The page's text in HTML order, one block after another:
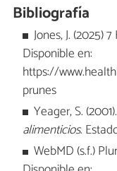
Bibliografía
Jones, J. (2025)
Disponible en:
https://
prunes
Yeager, S. (2001).
alimenticios.
WebMD (s.f.)